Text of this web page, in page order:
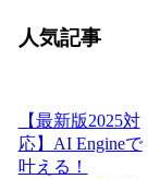
人気記事
【最新版2025対
応】AI Engineで
叶える！